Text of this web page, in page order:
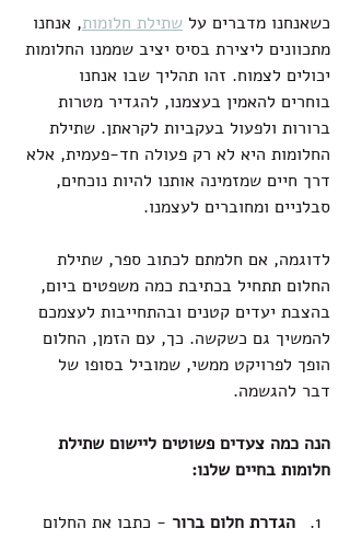
כשאנחנו מדברים על שתילת חלומות, אנחנו
מתכוונים ליצירת בסיס יציב שממנו החלומות
יכולים לצמוח. זהו תהליך שבו אנחנו
בוחרים להאמין בעצמנו, להגדיר מטרות
ברורות ולפעול בעקביות לקראתן. שתילת
החלומות היא לא רק פעולה חד-פעמית, אלא
דרך חיים שמזמינה אותנו להיות נוכחים,
סבלניים ומחוברים לעצמנו.
לדוגמה, אם חלמתם לכתוב ספר, שתילת
החלום תתחיל בכתיבת כמה משפטים ביום,
בהצבת יעדים קטנים ובהתחייבות לעצמכם
להמשיך גם כשקשה. כך, עם הזמן, החלום
הופך לפרויקט ממשי, שמוביל בסופו של
דבר להגשמה.
הנה כמה צעדים פשוטים ליישום שתילת
חלומות בחיים שלנו:
הגדרת חלום ברור - כתבו את החלום